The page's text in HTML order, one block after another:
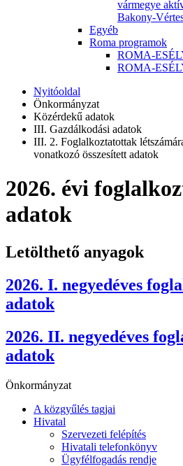
vármegye
Bakony-
Egyéb
Roma programok
ROMA-
ROMA-
Nyitóoldal
Önkormányzat
Közérdekű adatok
III. Gazdálkodási adatok
III. 2. Foglalkoztatottak
vonatkozó összesített adatok
2026. évi
adatok
Letölthető anyagok
2026. I. negyedéves
adatok
2026. II. negyedéves
adatok
Önkormányzat
A közgyűlés tagjai
Hivatal
Szervezeti felépítés
Hivatali telefonkönyv
Ügyfélfogadás rendje